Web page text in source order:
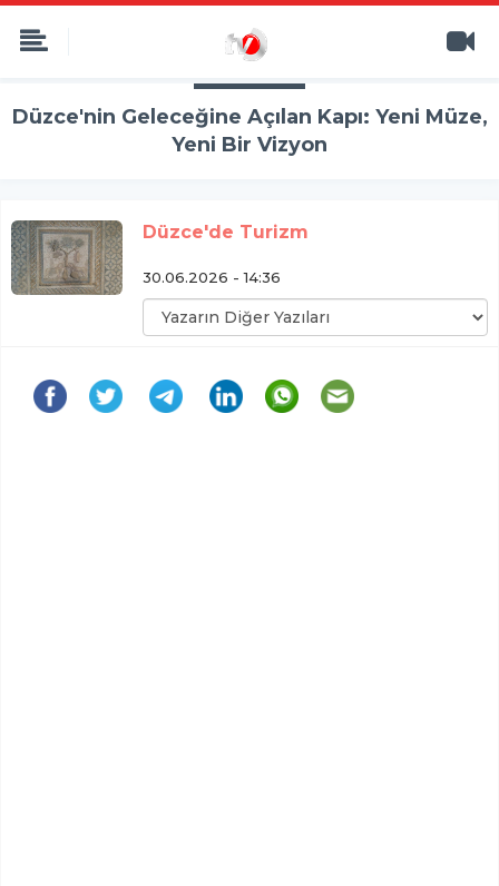
Düzce'nin Geleceğine Açılan Kapı: Yeni Müze,
Yeni Bir Vizyon
Düzce'de Turizm
30.06.2026 - 14:36